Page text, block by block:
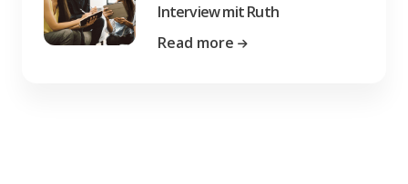
Interview mit Ruth
Read more